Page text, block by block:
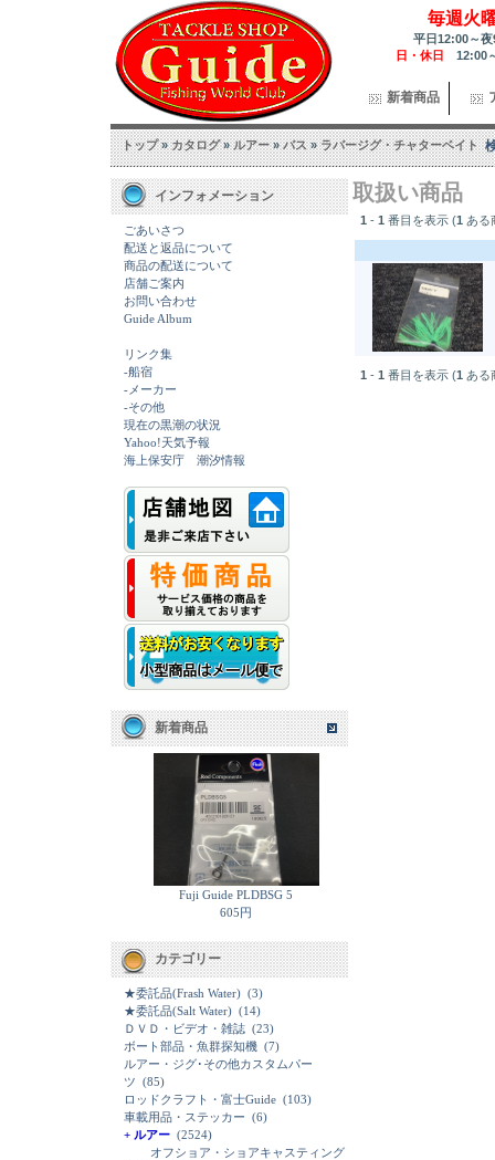
毎週火
平日12:00～
日・休日 12:00
新着商品
トップ»カタログ»ルアー»バス»ラバージグ・チャターベイト
インフォメーション
ごあいさつ
配送と返品について
商品の配送について
店舗ご案内
お問い合わせ
Guide Album
リンク集
-船宿
-メーカー
-その他
現在の黒潮の状況
Yahoo!天気予報
海上保安庁 潮汐情報
新着商品
Fuji Guide PLDBSG 5
605円
カテゴリー
★委託品(Frash Water) (3)
★委託品(Salt Water) (14)
ＤＶＤ・ビデオ・雑誌 (23)
ボート部品・魚群探知機 (7)
ルアー・ジグ･その他カスタムパー
ツ (85)
ロッドクラフト・富士Guide (103)
車載用品・ステッカー (6)
+ ルアー (2524)
オフショア・ショアキャスティング
取扱い商品
1 - 1 番目を表示 (1 ある
1 - 1 番目を表示 (1 ある